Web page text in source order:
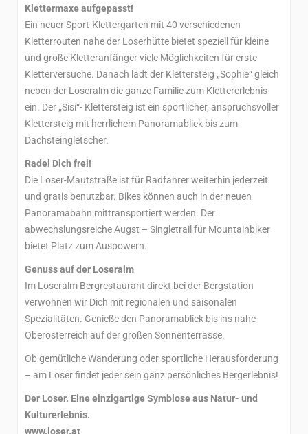
Klettermaxe aufgepasst!
Ein neuer Sport-Klettergarten mit 40 verschiedenen
Kletterrouten nahe der Loserhütte bietet speziell für kleine
und große Kletteranfänger viele Möglichkeiten für erste
Kletterversuche. Danach lädt der Klettersteig „Sophie“ gleich
neben der Loseralm die ganze Familie zum Klettererlebnis
ein. Der „Sisi“- Klettersteig ist ein sportlicher, anspruchsvoller
Klettersteig mit herrlichem Panoramablick bis zum
Dachsteingletscher.
Radel Dich frei!
Die Loser-Mautstraße ist für Radfahrer weiterhin jederzeit
und gratis benutzbar. Bikes können auch in der neuen
Panoramabahn mittransportiert werden. Der
abwechslungsreiche Augst – Singletrail für Mountainbiker
bietet Platz zum Auspowern.
Genuss auf der Loseralm
Im Loseralm Bergrestaurant direkt bei der Bergstation
verwöhnen wir Dich mit regionalen und saisonalen
Spezialitäten. Genieße den Panoramablick bis ins nahe
Oberösterreich auf der großen Sonnenterrasse.
Ob gemütliche Wanderung oder sportliche Herausforderung
– am Loser findet jeder sein ganz persönliches Bergerlebnis!
Der Loser. Eine einzigartige Symbiose aus Natur- und
Kulturerlebnis.
www.loser.at